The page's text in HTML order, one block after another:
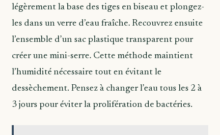
légèrement la base des tiges en biseau et plongez-
les dans un verre d’eau fraîche. Recouvrez ensuite
l’ensemble d’un sac plastique transparent pour
créer une mini-serre. Cette méthode maintient
l’humidité nécessaire tout en évitant le
dessèchement. Pensez à changer l’eau tous les 2 à
3 jours pour éviter la prolifération de bactéries.